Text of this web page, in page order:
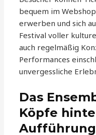
bequem im
erwerben und sich
Festival voller
auch regelmäßig
Performances
unvergessliche
Das
Köpfe